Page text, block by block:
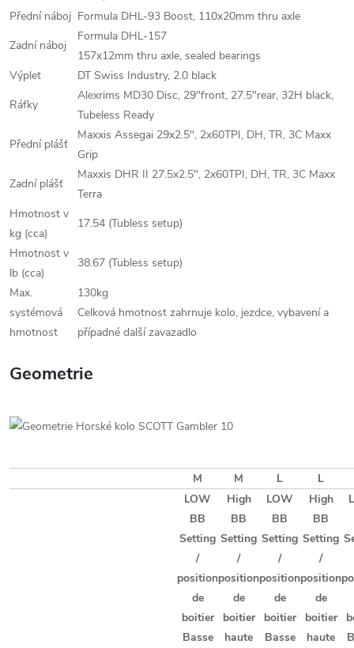
Přední náboj Formula DHL-93 Boost, 110x20mm thru axle
Zadní náboj
Formula DHL-157
157x12mm thru axle, sealed bearings
Výplet
DT Swiss Industry, 2.0 black
Ráfky
Alexrims MD30 Disc, 29"front, 27.5"rear, 32H black,
Tubeless Ready
Přední plášť
Maxxis Assegai 29x2.5", 2x60TPI, DH, TR, 3C Maxx
Grip
Zadní plášť
Maxxis DHR II 27.5x2.5", 2x60TPI, DH, TR, 3C Maxx
Terra
Hmotnost v
kg (cca)
17.54 (Tubless setup)
Hmotnost v
lb (cca)
38.67 (Tubless setup)
Max.
systémová
hmotnost
130kg
Celková hmotnost zahrnuje kolo, jezdce, vybavení a
případné další zavazadlo
Geometrie
M M L
L
LOW
BB
Setting
/
position
de
boitier
Basse
High
BB
Setting
/
position
de
boitier
haute
LOW
BB
Setting
/
position
de
boitier
Basse
High
BB
Setting
/
position
de
boitier
haute